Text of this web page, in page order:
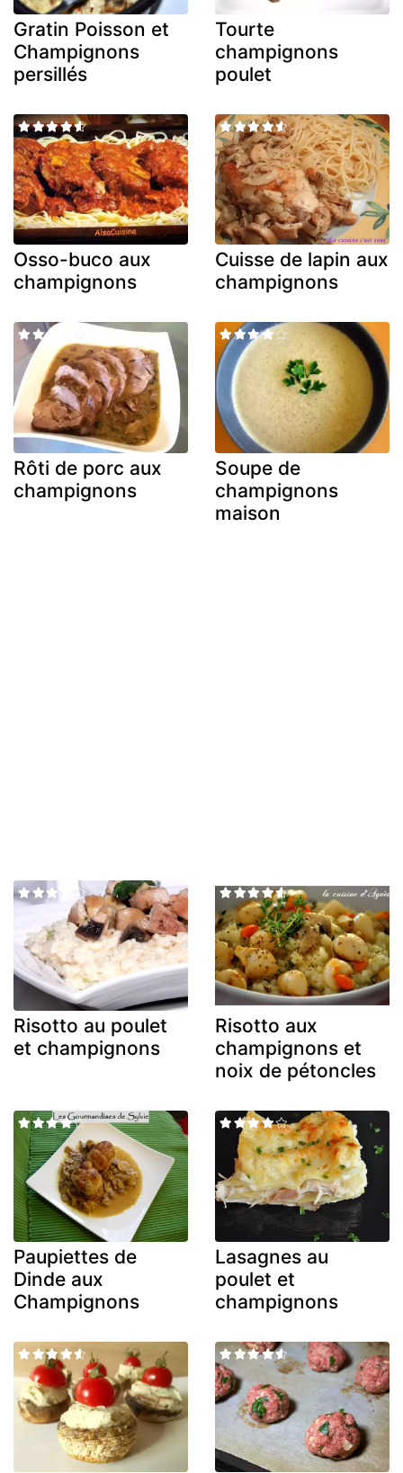
Gratin Poisson et
Champignons
persillés
Tourte
champignons
poulet
Osso-buco aux
champignons
Cuisse de lapin aux
champignons
Rôti de porc aux
champignons
Soupe de
champignons
maison
Risotto au poulet
et champignons
Risotto aux
champignons et
noix de pétoncles
Paupiettes de
Dinde aux
Champignons
Lasagnes au
poulet et
champignons